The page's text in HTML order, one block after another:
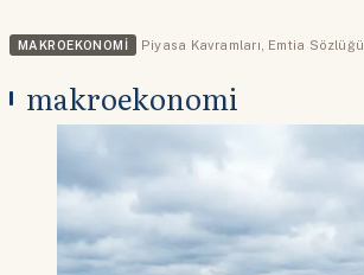
MAKROEKONOMI Piyasa Kavramları, Emtia Sözlüğü
makroekonomi